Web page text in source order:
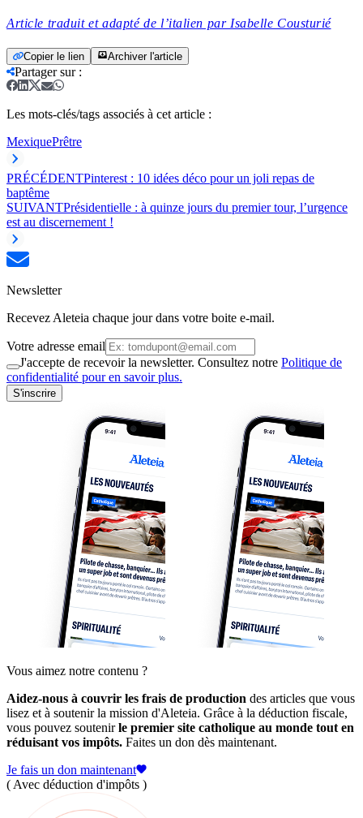
Article traduit et adapté de l’italien par Isabelle Cousturié
Copier le lien Archiver l'article
Partager sur:
Les mots-clés/tags associés à cet article :
MexiquePrêtre
PRÉCÉDENTPinterest : 10 idées déco pour un joli repas de
baptême
SUIVANTPrésidentielle : à quinze jours du premier tour, l’urgence
est au discernement !
Newsletter
Recevez Aleteia chaque jour dans votre boite e-mail.
Votre adresse email
J'accepte de recevoir la newsletter. Consultez notre Politique de
confidentialité pour en savoir plus.
S'inscrire
Vous aimez notre contenu ?
Aidez-nous à couvrir les frais de production des articles que vous
lisez et à soutenir la mission d'Aleteia. Grâce à la déduction fiscale,
vous pouvez soutenirle premier site catholique au monde tout en
réduisant vos impôts. Faites un don dès maintenant.
Je fais un don maintenant
( Avec déduction d'impôts )